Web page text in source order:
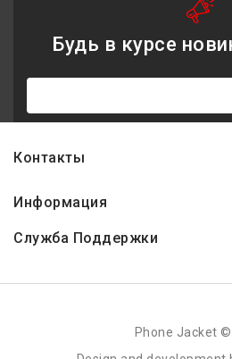
Будь в курсе
Контакты
Информация
Служба Поддержки
Phone Jacket